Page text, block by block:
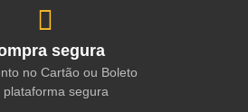
segura
no Cartão ou Boleto
plataforma segura